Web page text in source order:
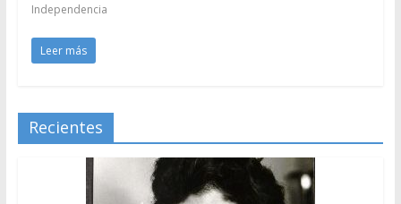
Independencia
Leer más
Recientes